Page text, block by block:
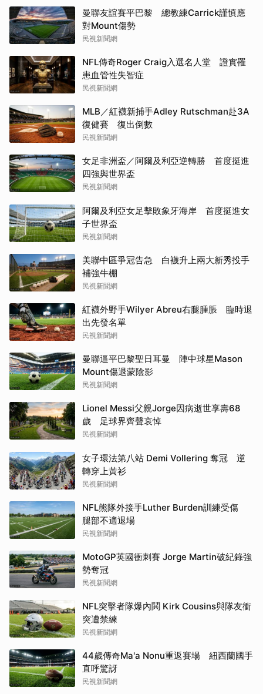
曼聯友誼賽平巴黎 總教練Carrick謹慎應
對Mount傷勢
民視新聞網
NFL傳奇Roger Craig入選名人堂 證實罹
患血管性失智症
民視新聞網
MLB／紅襪新捕手Adley Rutschman赴3A
復健賽 復出倒數
民視新聞網
女足非洲盃／阿爾及利亞逆轉勝 首度挺進
四強與世界盃
民視新聞網
阿爾及利亞女足擊敗象牙海岸 首度挺進女
子世界盃
民視新聞網
美聯中區爭冠告急 白襪升上兩大新秀投手
補強牛棚
民視新聞網
紅襪外野手Wilyer Abreu右腿腫脹 臨時退
出先發名單
民視新聞網
曼聯逼平巴黎聖日耳曼 陣中球星Mason
Mount傷退蒙陰影
民視新聞網
Lionel Messi父親Jorge因病逝世享壽68
歲 足球界齊聲哀悼
民視新聞網
女子環法第八站 Demi Vollering 奪冠 逆
轉穿上黃衫
民視新聞網
NFL熊隊外接手Luther Burden訓練受傷
腿部不適退場
民視新聞網
MotoGP英國衝刺賽 Jorge Martin破紀錄強
勢奪冠
民視新聞網
NFL突擊者隊爆內鬨 Kirk Cousins與隊友衝
突遭禁練
民視新聞網
44歲傳奇Ma'a Nonu重返賽場 紐西蘭國手
直呼驚訝
民視新聞網